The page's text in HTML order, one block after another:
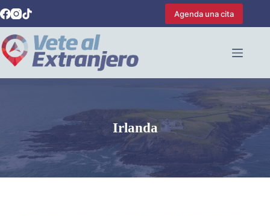
al
contenido
Agenda una cita
Irlanda